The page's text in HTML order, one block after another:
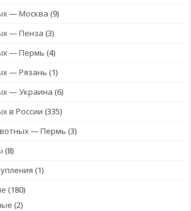
— Москва (9)
— Пенза (3)
— Пермь (4)
— Рязань (1)
— Украина (6)
в России (335)
— Пермь (3)
(8)
(1)
(180)
(2)